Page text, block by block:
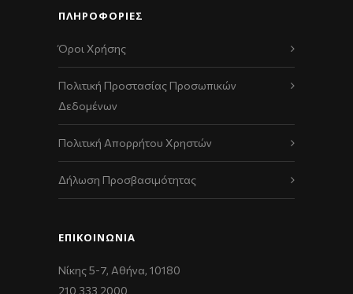
ΠΛΗΡΟΦΟΡΙΕΣ
Όροι Χρήσης
Πολιτική Προστασίας Προσωπικών
Δεδομένων
Πολιτική Απορρήτου Χρηστών
Δήλωση Προσβασιμότητας
ΕΠΙΚΟΙΝΩΝΊΑ
Νίκης 5-7, Αθήνα, 10180
210 333 2000